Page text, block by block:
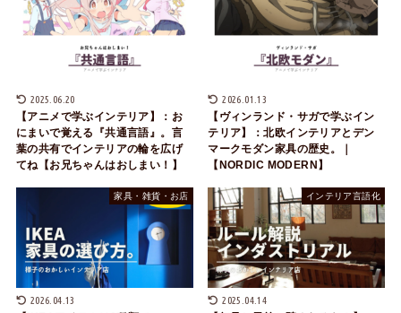
2025.06.20
【アニメで学ぶインテリア】：お
にまいで覚える『共通言語』。言
葉の共有でインテリアの輪を広げ
てね【お兄ちゃんはおしまい！】
2026.01.13
【ヴィンランド・サガで学ぶイン
テリア】：北欧インテリアとデン
マークモダン家具の歴史。｜
【NORDIC MODERN】
家具・雑貨・お店
2026.04.13
インテリア言語化
2025.04.14